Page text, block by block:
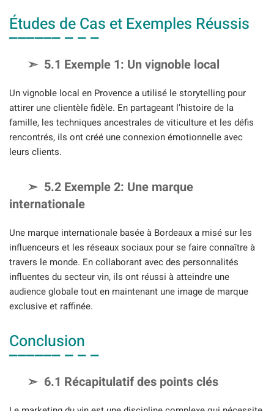
Études de Cas et Exemples Réussis
5.1 Exemple 1: Un vignoble local
Un vignoble local en Provence a utilisé le storytelling pour
attirer une clientèle fidèle. En partageant l’histoire de la
famille, les techniques ancestrales de viticulture et les défis
rencontrés, ils ont créé une connexion émotionnelle avec
leurs clients.
5.2 Exemple 2: Une marque
internationale
Une marque internationale basée à Bordeaux a misé sur les
influenceurs et les réseaux sociaux pour se faire connaître à
travers le monde. En collaborant avec des personnalités
influentes du secteur vin, ils ont réussi à atteindre une
audience globale tout en maintenant une image de marque
exclusive et raffinée.
Conclusion
6.1 Récapitulatif des points clés